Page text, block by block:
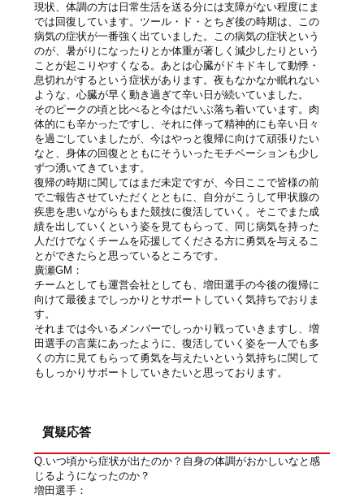
現状、体調の方は日常生活を送る分には支障がない程度にま
では回復しています。ツール・ド・とちぎ後の時期は、この
病気の症状が一番強く出ていました。この病気の症状という
のが、暑がりになったりとか体重が著しく減少したりという
ことが起こりやすくなる。あとは心臓がドキドキして動悸・
息切れがするという症状があります。夜もなかなか眠れない
ような、心臓が早く動き過ぎて辛い日が続いていました。
そのピークの頃と比べると今はだいぶ落ち着いています。肉
体的にも辛かったですし、それに伴って精神的にも辛い日々
を過ごしていましたが、今はやっと復帰に向けて頑張りたい
なと、身体の回復とともにそういったモチベーションも少し
ずつ湧いてきています。
復帰の時期に関してはまだ未定ですが、今日ここで皆様の前
でご報告させていただくとともに、自分がこうして甲状腺の
疾患を患いながらもまた競技に復活していく。そこでまた成
績を出していくという姿を見てもらって、同じ病気を持った
人だけでなくチームを応援してくださる方に勇気を与えるこ
とができたらと思っているところです。
廣瀬GM：
チームとしても運営会社としても、増田選手の今後の復帰に
向けて最後までしっかりとサポートしていく気持ちでおりま
す。
それまでは今いるメンバーでしっかり戦っていきますし、増
田選手の言葉にあったように、復活していく姿を一人でも多
くの方に見てもらって勇気を与えたいという気持ちに関して
もしっかりサポートしていきたいと思っております。
質疑応答
Q.いつ頃から症状が出たのか？自身の体調がおかしいなと感
じるようになったのか？
増田選手：